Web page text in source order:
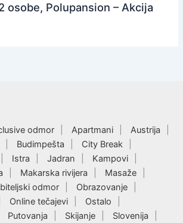
osobe, Polupansion – Akcija
odmor Apartmani
Austrija
Budimpešta
City Break
Istra Jadran
Kampovi
Makarska rivijera
Masaže
odmor
Obrazovanje
Online tečajevi
Ostalo
Putovanja Skijanje Slovenija